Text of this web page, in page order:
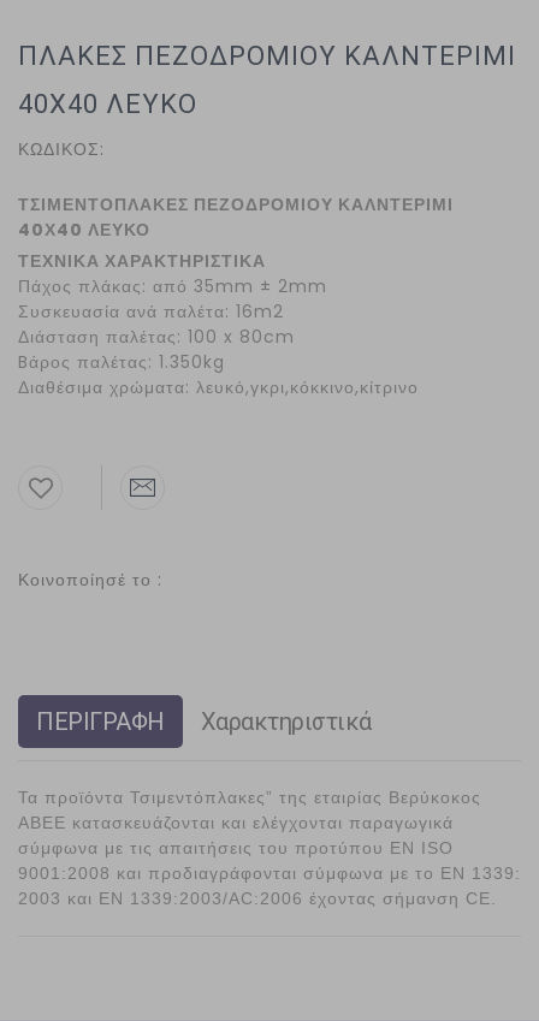
ΠΛΑΚΕΣ ΠΕΖΟΔΡΟΜΙΟΥ ΚΑΛΝΤΕΡΙΜΙ
40Χ40 ΛΕΥΚΟ
ΚΩΔΙΚΟΣ:
ΤΣΙΜΕΝΤΟΠΛΑΚΕΣ ΠΕΖΟΔΡΟΜΙΟΥ ΚΑΛΝΤΕΡΙΜΙ
40Χ40 ΛΕΥΚΟ
ΤΕΧΝΙΚΑ ΧΑΡΑΚΤΗΡΙΣΤΙΚΑ
Πάχος πλάκας: από 35mm ± 2mm
Συσκευασία ανά παλέτα: 16m2
Διάσταση παλέτας: 100 x 80cm
Bάρος παλέτας: 1.350kg
Διαθέσιμα χρώματα: λευκό,γκρι,κόκκινο,κίτρινο
Κοινοποίησέ το :
ΠΕΡΙΓΡΑΦΗ Χαρακτηριστικά
Τα προϊόντα Τσιμεντόπλακες” της εταιρίας Βερύκοκος
ΑΒΕΕ κατασκευάζονται και ελέγχονται παραγωγικά
σύμφωνα με τις απαιτήσεις του προτύπου EN ISO
9001:2008 και προδιαγράφονται σύμφωνα με το EN 1339:
2003 και EN 1339:2003/AC:2006 έχοντας σήμανση CE.